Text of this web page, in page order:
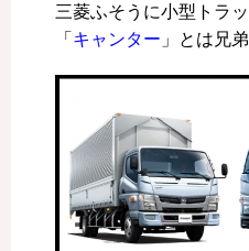
三菱ふそうに小型トラ
「 キャンター 」とは兄